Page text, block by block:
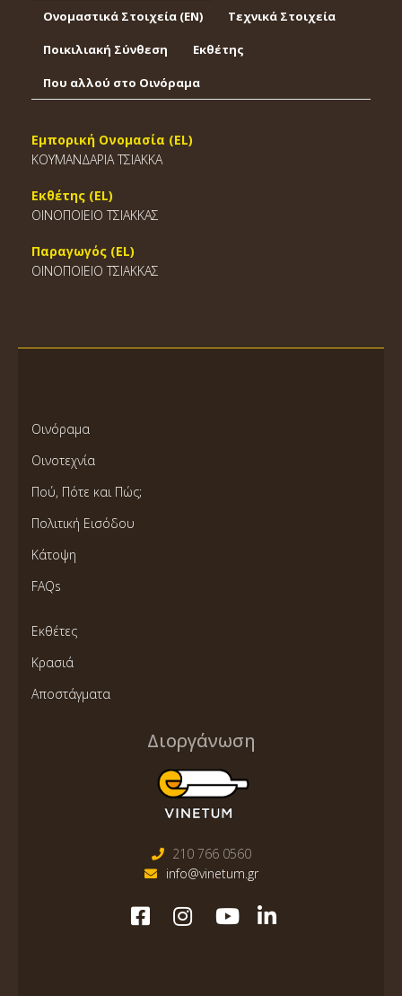
Ονομαστικά Στοιχεία (EΝ) Τεχνικά Στοιχεία
Ποικιλιακή Σύνθεση Εκθέτης
Που αλλού στο Οινόραμα
Εμπορική Ονομασία (EL)
ΚΟΥΜΑΝΔΑΡΙΑ ΤΣΙΑΚΚΑ
Εκθέτης (EL)
ΟΙΝΟΠΟΙΕΙΟ ΤΣΙΑΚΚΑΣ
Παραγωγός (EL)
ΟΙΝΟΠΟΙΕΙΟ ΤΣΙΑΚΚΑΣ
Οινόραμα
Οινοτεχνία
Πού, Πότε και Πώς;
Πολιτική Εισόδου
Κάτοψη
FAQs
Εκθέτες
Κρασιά
Αποστάγματα
Διοργάνωση
210 766 0560
info@vinetum.gr